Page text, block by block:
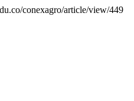
conexagro/article/view/449